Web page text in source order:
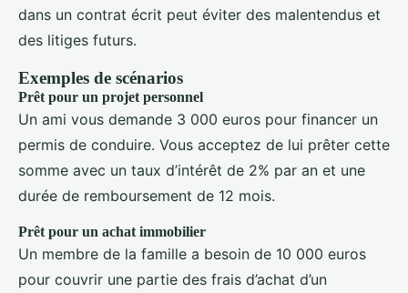
dans un contrat écrit peut éviter des malentendus et
des litiges futurs.
Exemples de scénarios
Prêt pour un projet personnel
Un ami vous demande 3 000 euros pour financer un
permis de conduire. Vous acceptez de lui prêter cette
somme avec un taux d’intérêt de 2% par an et une
durée de remboursement de 12 mois.
Prêt pour un achat immobilier
Un membre de la famille a besoin de 10 000 euros
pour couvrir une partie des frais d’achat d’un